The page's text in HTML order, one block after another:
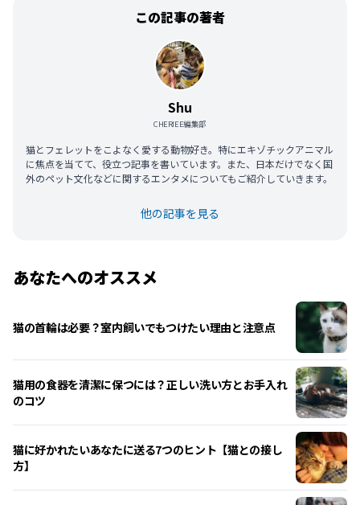
この記事の著者
Shu
CHERIEE編集部
猫とフェレットをこよなく愛する動物好き。特にエキゾチックアニマル
に焦点を当てて、役立つ記事を書いています。また、日本だけでなく国
外のペット文化などに関するエンタメについてもご紹介していきます。
他の記事を見る
あなたへのオススメ
猫の首輪は必要？室内飼いでもつけたい理由と注意点
猫用の食器を清潔に保つには？正しい洗い方とお手入れ
のコツ
猫に好かれたいあなたに送る7つのヒント【猫との接し
方】